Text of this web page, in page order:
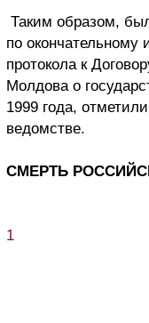
Таким образом,
по окончательному
протокола к
Молдова о
1999 года,
ведомстве.
СМЕРТЬ
1